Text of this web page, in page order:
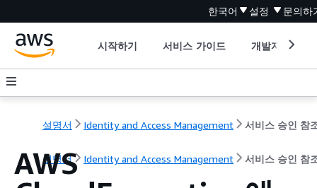
한국어 설정 문의하
시작하기 서비스 가이드 개발자 도구
설명서 Identity and Access Management 서비스 승인 참
설명서 Identity and Access Management 서비스 승인 참
AWS